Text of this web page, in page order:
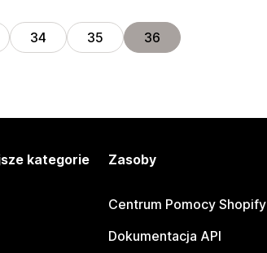
34 35 36
kategorie Zasoby
Centrum Pomocy Shopify
Dokumentacja API